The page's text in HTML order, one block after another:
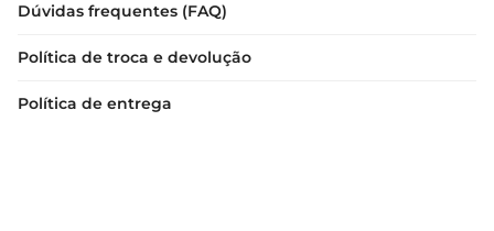
Dúvidas frequentes (FAQ)
Política de troca e devolução
Política de entrega